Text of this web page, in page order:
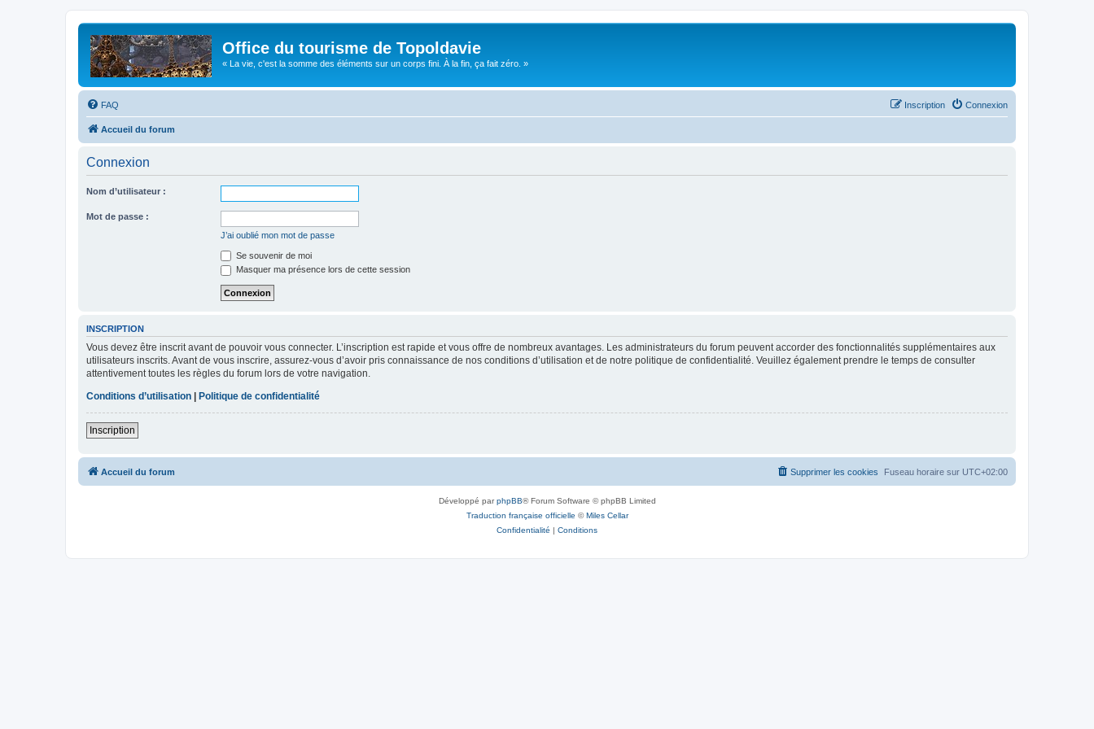
Office du tourisme de Topoldavie
« La vie, c'est la somme des éléments sur un corps fini. À la fin, ça fait zéro. »
FAQ Connexion
Inscription
Accueil du forum
Connexion
Nom d’utilisateur :
Mot de passe :
J’ai oublié mon mot de passe
Se souvenir de moi
Masquer ma présence lors de cette session
INSCRIPTION
Vous devez être inscrit avant de pouvoir vous connecter. L’inscription est rapide et vous offre de nombreux avantages. Les administrateurs du forum peuvent accorder des fonctionnalités supplémentaires aux
utilisateurs inscrits. Avant de vous inscrire, assurez-vous d’avoir pris connaissance de nos conditions d’utilisation et de notre politique de confidentialité. Veuillez également prendre le temps de consulter
attentivement toutes les règles du forum lors de votre navigation.
Conditions d’utilisation
Politique de confidentialité
Inscription
Accueil du forum Fuseau horaire sur UTC+02:00
Supprimer les cookies
Développé parphpBB® Forum Software © phpBB Limited
Traduction française officielle ©Miles Cellar
Confidentialité | Conditions